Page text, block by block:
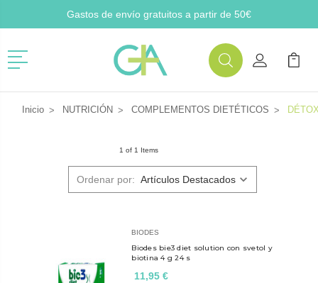
Gastos de envío gratuitos a partir de 50€
Menú
BuscarMi Cuenta
Mi
Inicio NUTRICIÓN COMPLEMENTOS DIETÉTICOS
1 of 1 Items
Ordenar por:
BIODES
Biodes bie3 diet solution con svetol y
biotina 4 g 24 s
11,95 €